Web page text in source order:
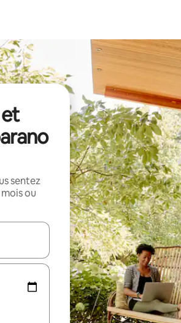
sentez
ou
flèches vers le haut et vers le bas pour